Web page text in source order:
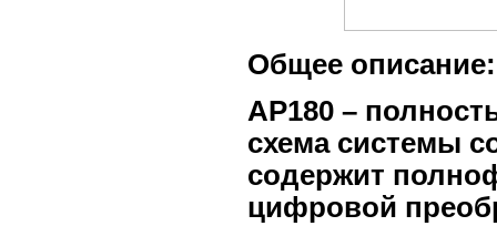
Общее описание:
AP180 –
схема системы
содержит
цифровой